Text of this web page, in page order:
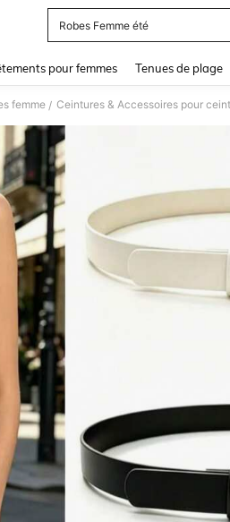
Robes Femme été
pour femmes Tenues de plage
femme / Ceintures & Accessoires pour